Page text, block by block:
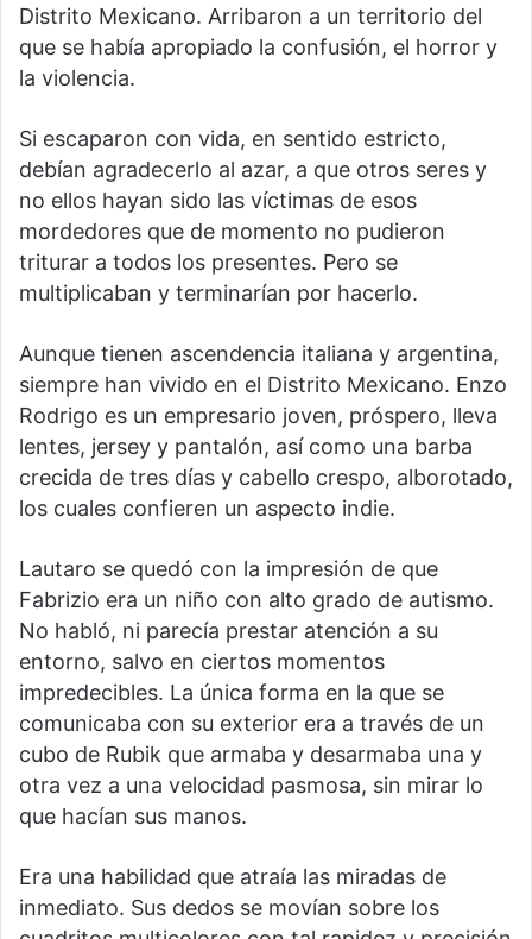
Distrito Mexicano. Arribaron a un territorio del
que se había apropiado la confusión, el horror y
la violencia.
Si escaparon con vida, en sentido estricto,
debían agradecerlo al azar, a que otros seres y
no ellos hayan sido las víctimas de esos
mordedores que de momento no pudieron
triturar a todos los presentes. Pero se
multiplicaban y terminarían por hacerlo.
Aunque tienen ascendencia italiana y argentina,
siempre han vivido en el Distrito Mexicano. Enzo
Rodrigo es un empresario joven, próspero, lleva
lentes, jersey y pantalón, así como una barba
crecida de tres días y cabello crespo, alborotado,
los cuales confieren un aspecto indie.
Lautaro se quedó con la impresión de que
Fabrizio era un niño con alto grado de autismo.
No habló, ni parecía prestar atención a su
entorno, salvo en ciertos momentos
impredecibles. La única forma en la que se
comunicaba con su exterior era a través de un
cubo de Rubik que armaba y desarmaba una y
otra vez a una velocidad pasmosa, sin mirar lo
que hacían sus manos.
Era una habilidad que atraía las miradas de
inmediato. Sus dedos se movían sobre los